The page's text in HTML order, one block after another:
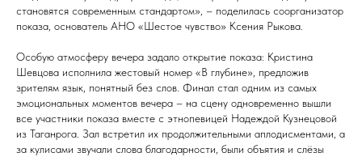
становятся современным стандартом», – поделилась соорганизатор
показа, основатель АНО «Шестое чувство» Ксения Рыкова.
Особую атмосферу вечера задало открытие показа: Кристина
Шевцова исполнила жестовый номер «В глубине», предложив
зрителям язык, понятный без слов. Финал стал одним из самых
эмоциональных моментов вечера – на сцену одновременно вышли
все участники показа вместе с этнопевицей Надеждой Кузнецовой
из Таганрога. Зал встретил их продолжительными аплодисментами, а
за кулисами звучали слова благодарности, были объятия и слёзы